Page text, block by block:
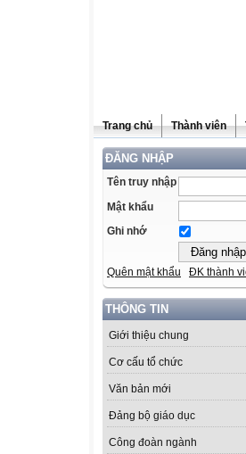
Trang chủ Thành viên
ĐĂNG NHẬP
Tên truy nhập
Mật khẩu
Ghi nhớ
Quên mật khẩu ĐK thành
THÔNG TIN
Giới thiệu chung
Cơ cấu tổ chức
Văn bản mới
Đảng bộ giáo dục
Công đoàn ngành